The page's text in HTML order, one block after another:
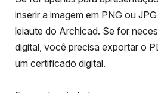
inserir a imagem em PNG ou
leiaute do Archicad. Se for
digital, você precisa exportar o
um certificado digital.